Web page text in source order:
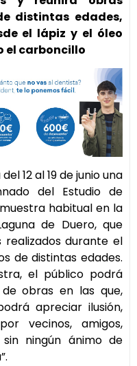
distintas edades,
el lápiz y el óleo
el carboncillo
12 al 19 de junio una
del Estudio de
habitual en la
de Duero, que
durante el
de distintas edades.
el público podrá
obras en las que,
apreciar ilusión,
vecinos, amigos,
sin ningún ánimo de